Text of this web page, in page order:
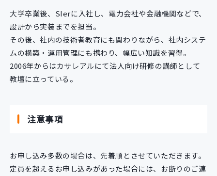
大学卒業後、SIerに入社し、電力会社や金融機関などで、
設計から実装までを担当。
その後、社内の技術者教育にも関わりながら、社内システ
ムの構築・運用管理にも携わり、幅広い知識を習得。
2006年からはカサレアルにて法人向け研修の講師として
教壇に立っている。
注意事項
お申し込み多数の場合は、先着順とさせていただきます。
定員を超えるお申し込みがあった場合には、お断りのご連